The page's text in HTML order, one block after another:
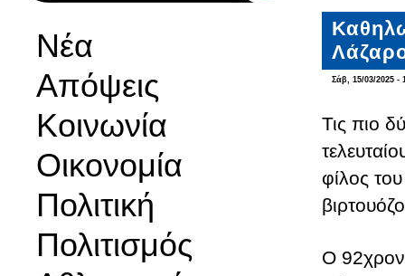
Νέα
Απόψεις
Κοινωνία
Οικονομία
Πολιτική
Πολιτισμός
Σάβ, 15/03/2025 -
Τις πιο
φίλος
Ο